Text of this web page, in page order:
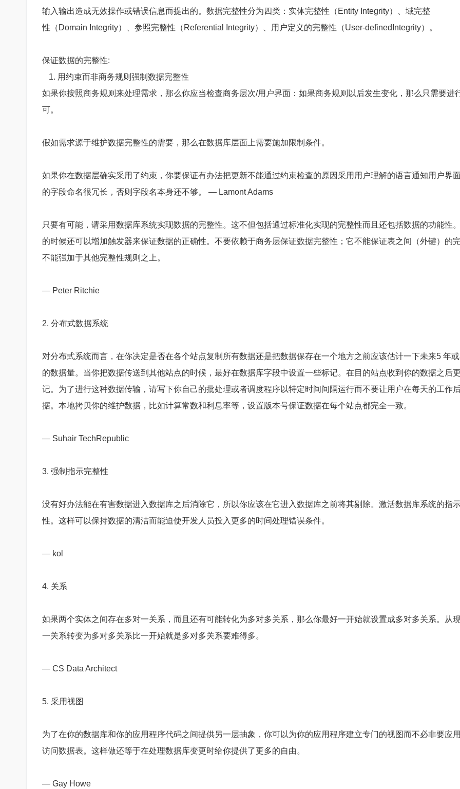
输入输出造成无效操作或错误信息而提出的。数据完整性分为四类：实体完整性（Entity Integrity）、域完整
性（Domain Integrity）、参照完整性（Referential Integrity）、用户定义的完整性（User-definedIntegrity）。
保证数据的完整性:
用约束而非商务规则强制数据完整性
如果你按照商务规则来处理需求，那么你应当检查商务层次/用户界面：如果商务规则以后发生变化，那么只需要进
可。
假如需求源于维护数据完整性的需要，那么在数据库层面上需要施加限制条件。
如果你在数据层确实采用了约束，你要保证有办法把更新不能通过约束检查的原因采用用户理解的语言通知用户界
的字段命名很冗长，否则字段名本身还不够。 — Lamont Adams
只要有可能，请采用数据库系统实现数据的完整性。这不但包括通过标准化实现的完整性而且还包括数据的功能性
的时候还可以增加触发器来保证数据的正确性。不要依赖于商务层保证数据完整性；它不能保证表之间（外键）的
不能强加于其他完整性规则之上。
— Peter Ritchie
2. 分布式数据系统
对分布式系统而言，在你决定是否在各个站点复制所有数据还是把数据保存在一个地方之前应该估计一下未来5 年
的数据量。当你把数据传送到其他站点的时候，最好在数据库字段中设置一些标记。在目的站点收到你的数据之后
记。为了进行这种数据传输，请写下你自己的批处理或者调度程序以特定时间间隔运行而不要让用户在每天的工作
据。本地拷贝你的维护数据，比如计算常数和利息率等，设置版本号保证数据在每个站点都完全一致。
— Suhair TechRepublic
3. 强制指示完整性
没有好办法能在有害数据进入数据库之后消除它，所以你应该在它进入数据库之前将其剔除。激活数据库系统的指
性。这样可以保持数据的清洁而能迫使开发人员投入更多的时间处理错误条件。
— kol
4. 关系
如果两个实体之间存在多对一关系，而且还有可能转化为多对多关系，那么你最好一开始就设置成多对多关系。从
一关系转变为多对多关系比一开始就是多对多关系要难得多。
— CS Data Architect
5. 采用视图
为了在你的数据库和你的应用程序代码之间提供另一层抽象，你可以为你的应用程序建立专门的视图而不必非要应
访问数据表。这样做还等于在处理数据库变更时给你提供了更多的自由。
— Gay Howe